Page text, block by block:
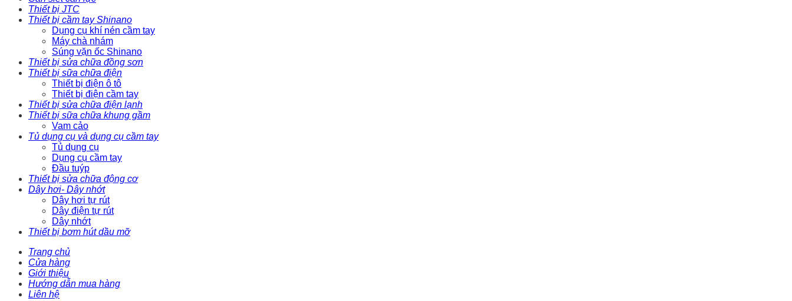
Thiết bị JTC
Thiết bị cầm tay Shinano
Dụng cụ khí nén cầm tay
Máy chà nhám
Súng vặn ốc Shinano
Thiết bị sửa chữa đồng sơn
Thiết bị sữa chữa điện
Thiết bị điện ô tô
Thiết bị điện cầm tay
Thiết bị sửa chữa điện lạnh
Thiết bị sữa chữa khung gầm
Vam cảo
Tủ dụng cụ và dụng cụ cầm tay
Tủ dụng cụ
Dụng cụ cầm tay
Đầu tuýp
Thiết bị sửa chữa động cơ
Dây hơi- Dây nhớt
Dây hơi tự rút
Dây điện tự rút
Dây nhớt
Thiết bị bơm hút dầu mỡ
Trang chủ
Cửa hàng
Giới thiệu
Hướng dẫn mua hàng
Liên hệ